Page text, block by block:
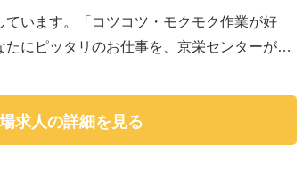
います。「コツコツ・モクモク作業が好
にピッタリのお仕事を、京栄センターがご
求人の詳細を見る